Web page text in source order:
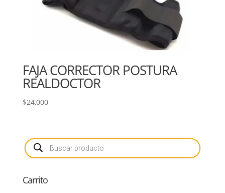
FAJA CORRECTOR POSTURA
REALDOCTOR
$24,000
Búsqueda
de
productos
Carrito